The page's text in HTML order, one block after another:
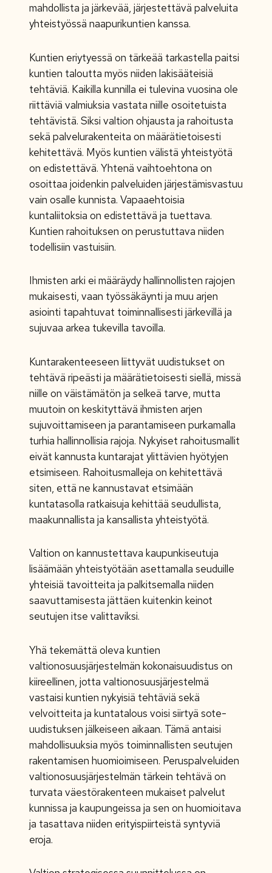
mahdollista ja järkevää, järjestettävä palveluita
yhteistyössä naapurikuntien kanssa.
Kuntien eriytyessä on tärkeää tarkastella paitsi
kuntien taloutta myös niiden lakisääteisiä
tehtäviä. Kaikilla kunnilla ei tulevina vuosina ole
riittäviä valmiuksia vastata niille osoitetuista
tehtävistä. Siksi valtion ohjausta ja rahoitusta
sekä palvelurakenteita on määrätietoisesti
kehitettävä. Myös kuntien välistä yhteistyötä
on edistettävä. Yhtenä vaihtoehtona on
osoittaa joidenkin palveluiden järjestämisvastuu
vain osalle kunnista. Vapaaehtoisia
kuntaliitoksia on edistettävä ja tuettava.
Kuntien rahoituksen on perustuttava niiden
todellisiin vastuisiin.
Ihmisten arki ei määräydy hallinnollisten rajojen
mukaisesti, vaan työssäkäynti ja muu arjen
asiointi tapahtuvat toiminnallisesti järkevillä ja
sujuvaa arkea tukevilla tavoilla.
Kuntarakenteeseen liittyvät uudistukset on
tehtävä ripeästi ja määrätietoisesti siellä, missä
niille on väistämätön ja selkeä tarve, mutta
muutoin on keskityttävä ihmisten arjen
sujuvoittamiseen ja parantamiseen purkamalla
turhia hallinnollisia rajoja. Nykyiset rahoitusmallit
eivät kannusta kuntarajat ylittävien hyötyjen
etsimiseen. Rahoitusmalleja on kehitettävä
siten, että ne kannustavat etsimään
kuntatasolla ratkaisuja kehittää seudullista,
maakunnallista ja kansallista yhteistyötä.
Valtion on kannustettava kaupunkiseutuja
lisäämään yhteistyötään asettamalla seuduille
yhteisiä tavoitteita ja palkitsemalla niiden
saavuttamisesta jättäen kuitenkin keinot
seutujen itse valittaviksi.
Yhä tekemättä oleva kuntien
valtionosuusjärjestelmän kokonaisuudistus on
kiireellinen, jotta valtionosuusjärjestelmä
vastaisi kuntien nykyisiä tehtäviä sekä
velvoitteita ja kuntatalous voisi siirtyä sote-
uudistuksen jälkeiseen aikaan. Tämä antaisi
mahdollisuuksia myös toiminnallisten seutujen
rakentamisen huomioimiseen. Peruspalveluiden
valtionosuusjärjestelmän tärkein tehtävä on
turvata väestörakenteen mukaiset palvelut
kunnissa ja kaupungeissa ja sen on huomioitava
ja tasattava niiden erityispiirteistä syntyviä
eroja.